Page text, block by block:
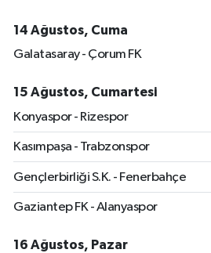
14 Ağustos, Cuma
Galatasaray - Çorum FK
15 Ağustos, Cumartesi
Konyaspor - Rizespor
Kasımpaşa - Trabzonspor
Gençlerbirliği S.K. - Fenerbahçe
Gaziantep FK - Alanyaspor
16 Ağustos, Pazar